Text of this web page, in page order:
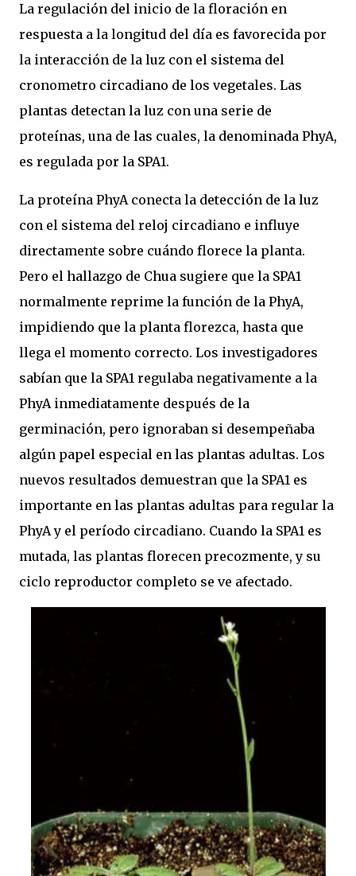
La regulación del inicio de la floración en
respuesta a la longitud del día es favorecida por
la interacción de la luz con el sistema del
cronometro circadiano de los vegetales. Las
plantas detectan la luz con una serie de
proteínas, una de las cuales, la denominada PhyA,
es regulada por la SPA1.
La proteína PhyA conecta la detección de la luz
con el sistema del reloj circadiano e influye
directamente sobre cuándo florece la planta.
Pero el hallazgo de Chua sugiere que la SPA1
normalmente reprime la función de la PhyA,
impidiendo que la planta florezca, hasta que
llega el momento correcto. Los investigadores
sabían que la SPA1 regulaba negativamente a la
PhyA inmediatamente después de la
germinación, pero ignoraban si desempeñaba
algún papel especial en las plantas adultas. Los
nuevos resultados demuestran que la SPA1 es
importante en las plantas adultas para regular la
PhyA y el período circadiano. Cuando la SPA1 es
mutada, las plantas florecen precozmente, y su
ciclo reproductor completo se ve afectado.